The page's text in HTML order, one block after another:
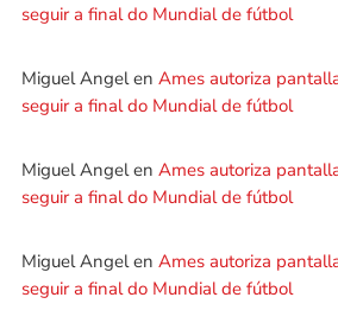
seguir a final do Mundial de fútbol
Miguel Angelen Ames autoriza
seguir a final do Mundial de fútbol
Miguel Angelen Ames autoriza
seguir a final do Mundial de fútbol
Miguel Angelen Ames autoriza
seguir a final do Mundial de fútbol